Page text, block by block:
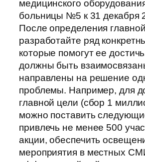
медицинского
больницы №5 к 31 декабря
После определения
разработайте ряд
которые помогут ее
должны быть
направлены на решение
проблемы. Например, для
главной цели (сбор 1
можно поставить
привлечь не менее 500
акции, обеспечить
мероприятия в местных